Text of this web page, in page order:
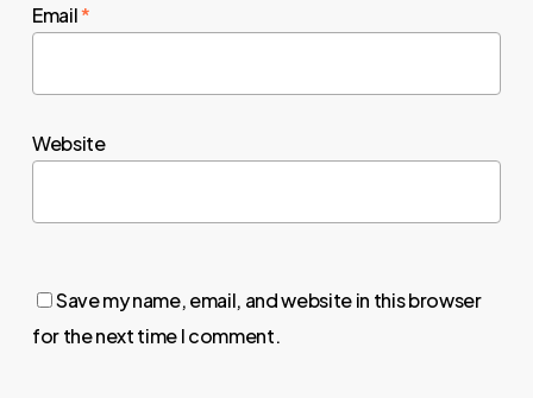
Email*
Website
Save my name, email, and website in this browser
for the next time I comment.